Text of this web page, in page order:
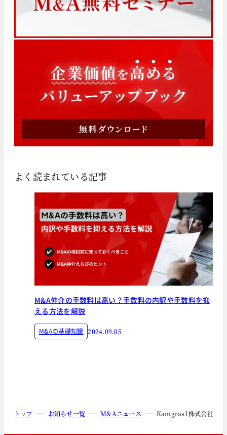
よく読まれている記事
M&A仲介の手数料は高い？手数料の内訳や手数料を抑
える方法を解説
M&Aの基礎知識 2024.09.05
トップ お知らせ一覧 M&Aニュース Kamgras1株式会社によ